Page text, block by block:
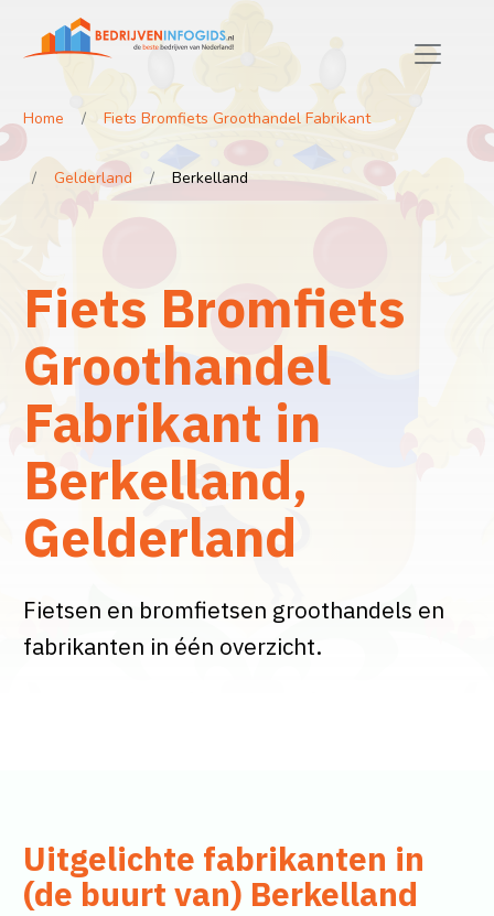
Home Fiets Bromfiets Groothandel Fabrikant
Gelderland Berkelland
Fiets Bromfiets
Groothandel
Fabrikant in
Berkelland,
Gelderland
Fietsen en bromfietsen groothandels en
fabrikanten in één overzicht.
Uitgelichte fabrikanten in
(de buurt van) Berkelland